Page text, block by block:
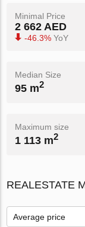
Minimal Price
2 662 AED
-46.3% YoY
Median Size
95 m2
Maximum size
1 113 m2
REALESTATE
Average price